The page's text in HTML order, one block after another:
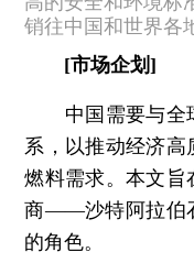
销往中国和世界各
[市场企划]
中国需要与全
系，以推动经济高
燃料需求。本文旨
商——沙特阿拉伯
的角色。